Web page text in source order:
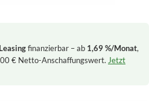
finanzierbar – ab 1,69 %/Monat,
€ Netto-Anschaffungswert. Jetzt